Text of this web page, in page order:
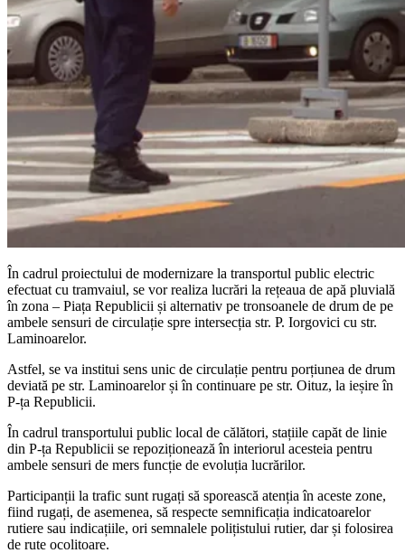
În cadrul proiectului de modernizare la transportul public electric
efectuat cu tramvaiul, se vor realiza lucrări la rețeaua de apă pluvială
în zona – Piața Republicii și alternativ pe tronsoanele de drum de pe
ambele sensuri de circulație spre intersecția str. P. Iorgovici cu str.
Laminoarelor.
Astfel, se va institui sens unic de circulație pentru porțiunea de drum
deviată pe str. Laminoarelor și în continuare pe str. Oituz, la ieșire în
P-ța Republicii.
În cadrul transportului public local de călători, stațiile capăt de linie
din P-ța Republicii se repoziționează în interiorul acesteia pentru
ambele sensuri de mers funcție de evoluția lucrărilor.
Participanții la trafic sunt rugați să sporească atenția în aceste zone,
fiind rugați, de asemenea, să respecte semnificația indicatoarelor
rutiere sau indicațiile, ori semnalele polițistului rutier, dar și folosirea
de rute ocolitoare.